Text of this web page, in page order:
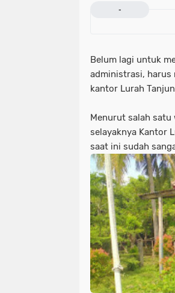
-
Belum lagi untuk
administrasi, harus
kantor Lurah
Menurut salah satu
selayaknya Kantor
saat ini sudah